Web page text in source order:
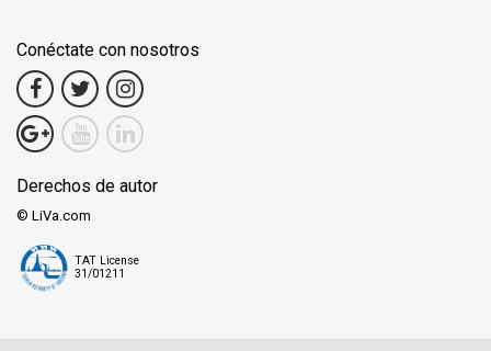
Conéctate con nosotros
Derechos de autor
© LiVa.com
TAT License
31/01211